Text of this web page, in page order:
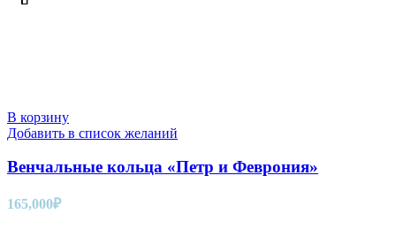
В корзину
Добавить в список желаний
Венчальные кольца «Петр и Феврония»
165,000₽